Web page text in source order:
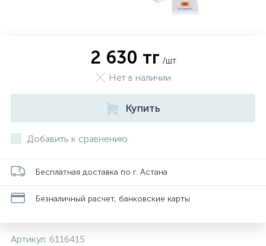
2 630 тг /шт
Нет в наличии
Купить
Добавить к сравнению
Бесплатная доставка по г. Астана
Безналичный расчет, банковские карты
Артикул: 6116415